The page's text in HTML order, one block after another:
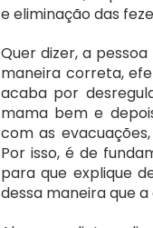
e eliminação das
Quer dizer, a
maneira correta,
acaba por
mama bem e
com as
Por isso, é de
para que explique
dessa maneira que